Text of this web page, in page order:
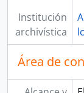
Institución
archivística
Área de